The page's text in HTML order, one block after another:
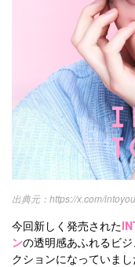
https://x.com/
今回新しく発売された
ンの透明感あふれるビ
クションになっていまし